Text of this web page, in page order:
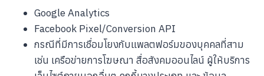
Google Analytics
Facebook Pixel/Conversion API
กรณีที่มีการเชื่อมโยงกับแพลตฟอร์มของบุคคลที่สาม
เช่น เครือข่ายการโฆษณา สื่อสังคมออนไลน์ ผู้ให้บริการ